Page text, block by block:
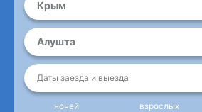
Крым
Алушта
Даты заезда и выезда
ночей взрослых